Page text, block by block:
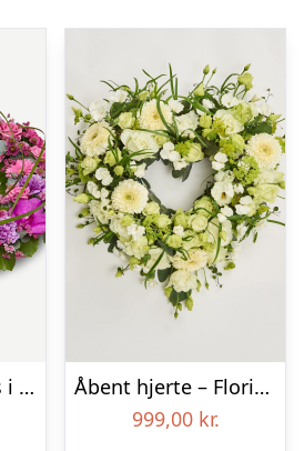
Rundpyntet krans i klassisk stil – pink
Åbent hjerte – Floristens kreative valg
999,00 kr.